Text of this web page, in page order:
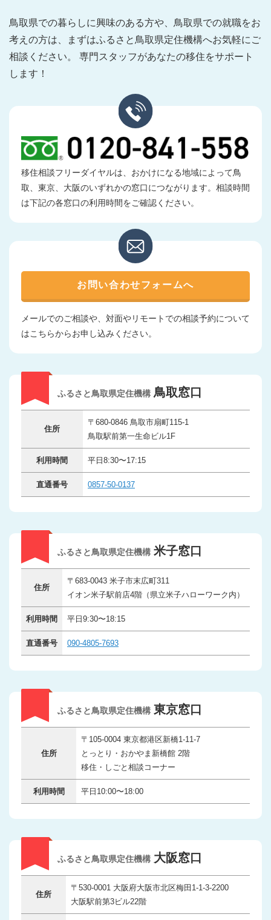
鳥取県での暮らしに興味のある方や、鳥取県での就職をお
考えの方は、
まずはふるさと鳥取県定住機構へお気軽にご
相談ください。
専門スタッフがあなたの移住をサポート
します！
移住相談フリーダイヤルは、おかけになる地域によって鳥
取、東京、大阪のいずれかの窓口につながります。相談時間
は下記の各窓口の利用時間をご確認ください。
お問い合わせフォームへ
メールでのご相談や、対面やリモートでの相談予約について
はこちらからお申し込みください。
ふるさと鳥取県定住機構 鳥取窓口
住所
〒680-0846 鳥取市扇町115-1
鳥取駅前第一生命ビル1F
利用時間 平日8:30〜17:15
直通番号 0857-50-0137
ふるさと鳥取県定住機構 米子窓口
住所
〒683-0043 米子市末広町311
イオン米子駅前店4階（県立米子ハローワーク内）
利用時間 平日9:30〜18:15
直通番号 090-4805-7693
ふるさと鳥取県定住機構 東京窓口
住所
〒105-0004 東京都港区新橋1-11-7
とっとり・おかやま新橋館 2階
移住・しごと相談コーナー
利用時間 平日10:00〜18:00
ふるさと鳥取県定住機構 大阪窓口
住所
〒530-0001 大阪府大阪市北区梅田1-1-3-2200
大阪駅前第3ビル22階